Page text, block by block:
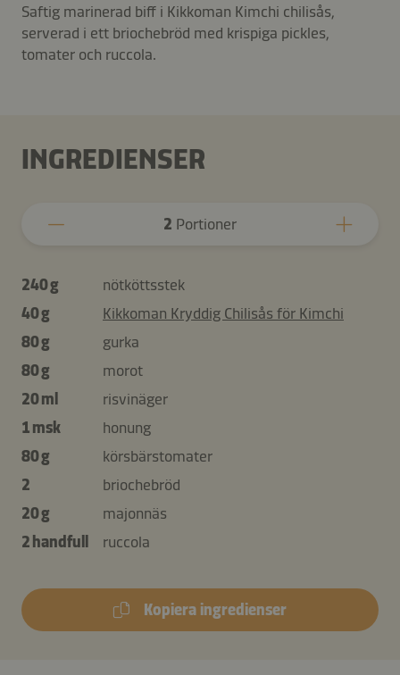
Saftig marinerad biff i Kikkoman Kimchi chilisås,
serverad i ett briochebröd med krispiga pickles,
tomater och ruccola.
INGREDIENSER
2 Portioner
240 g
nötköttsstek
40 g
Kikkoman Kryddig Chilisås för Kimchi
80 g
gurka
80 g
morot
20 ml
risvinäger
1 msk
honung
80 g
körsbärstomater
2
briochebröd
20 g
majonnäs
2 handfull
ruccola
Kopiera ingredienser